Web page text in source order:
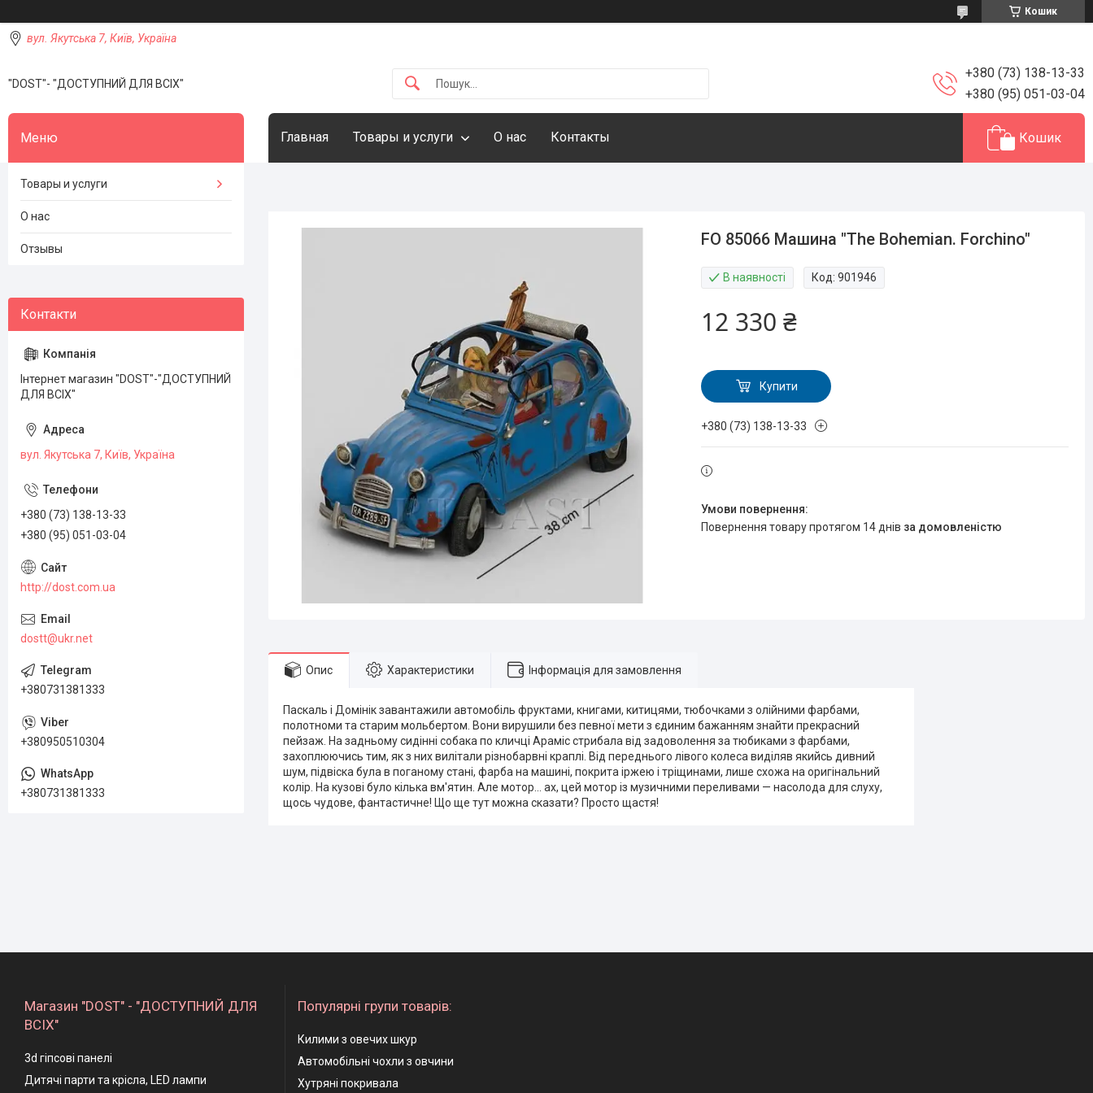
Кошик
вул. Якутська 7, Київ, Україна
"DOST"- "ДОСТУПНИЙ ДЛЯ ВСІХ"
+380 (73) 138-13-33
+380 (95) 051-03-04
Главная Товары и услуги О нас Контакты Кошик
FO 85066 Машина "The Bohemian. Forchino"
В наявності Код:901946
12 330 ₴
Купити
+380 (73) 138-13-33
повернення товару протягом 14 днів за домовленістю
Опис Характеристики Інформація для замовлення
Паскаль і Домінік завантажили автомобіль фруктами, книгами, китицями, тюбочками з олійними фарбами,
полотноми та старим мольбертом. Вони вирушили без певної мети з єдиним бажанням знайти прекрасний
пейзаж. На задньому сидінні собака по кличці Араміс стрибала від задоволення за тюбиками з фарбами,
захоплюючись тим, як з них вилітали різнобарвні краплі. Від переднього лівого колеса виділяв якийсь дивний
шум, підвіска була в поганому стані, фарба на машині, покрита іржею і тріщинами, лише схожа на оригінальний
колір. На кузові було кілька вм'ятин. Але мотор... ах, цей мотор із музичними переливами — насолода для слуху,
щось чудове, фантастичне! Що ще тут можна сказати? Просто щастя!
Товары и услуги
О нас
Отзывы
Інтернет магазин "DOST"-"ДОСТУПНИЙ
ДЛЯ ВСІХ"
вул. Якутська 7, Київ, Україна
+380 (73) 138-13-33
+380 (95) 051-03-04
http://dost.com.ua
dostt@ukr.net
+380731381333
+380950510304
+380731381333
Магазин "DOST" - "ДОСТУПНИЙ ДЛЯ
ВСІХ"
3d гіпсові панелі
Дитячі парти та крісла, LED лампи
Популярні групи товарів:
Килими з овечих шкур
Автомобільні чохли з овчини
Хутряні покривала